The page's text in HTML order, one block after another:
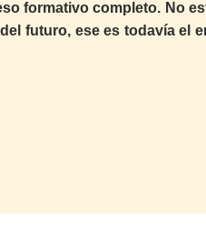
formativo completo. No
futuro, ese es todavía el